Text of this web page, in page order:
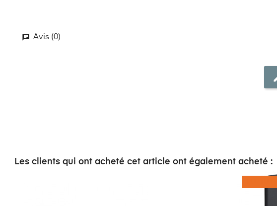
Avis (0)
Les clients qui ont acheté cet article ont également acheté :